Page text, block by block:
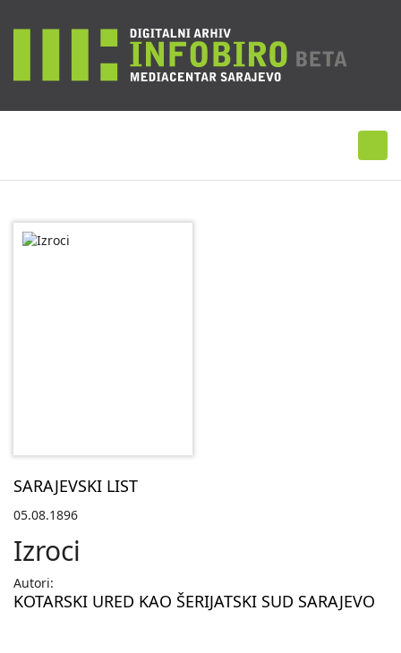
SARAJEVSKI LIST
05.08.1896
Izroci
Autori:
KOTARSKI URED KAO ŠERIJATSKI SUD SARAJEVO